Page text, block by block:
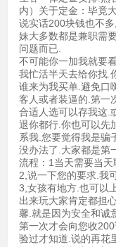
内）关于定金：毕竟
说实话200块钱也不
妹大多数都是兼职需
问题而已.
不可能你一加我就要
我忙活半天去给你找.
谁来为我买单.避免口
客人或者装逼的.第一
合适人选可以存我这.
退你都行.你也可以先
系我.您要觉得我是骗
没办法了.大家都是第
流程：1当天需要当
2,说一下您的要求.我
3,女孩有地方.也可以
出来玩大家肯定都担
馨.就是因为安全和诚
第一次才会向您收
验过才知道.说的再花